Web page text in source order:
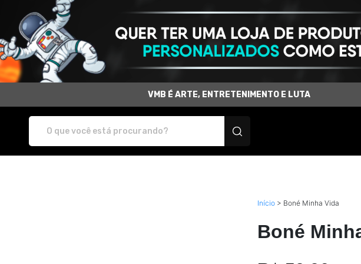
VMB É ARTE, ENTRETENIMENTO E LUTA
Início > Boné Minha Vida
Boné